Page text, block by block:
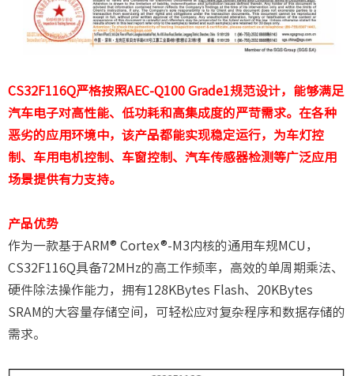
CS32F116Q严格按照AEC-Q100 Grade1规范设计，能够满足
汽车电子对高性能、低功耗和高集成度的严苛需求。在各种
恶劣的应用环境中，该产品都能实现稳定运行，为车灯控
制、车用电机控制、车窗控制、汽车传感器检测等广泛应用
场景提供有力支持。
产品优势
作为一款基于ARM® Cortex®-M3内核的通用车规MCU，
CS32F116Q具备72MHz的高工作频率，高效的单周期乘法、
硬件除法操作能力，拥有128KBytes Flash、20KBytes
SRAM的大容量存储空间，可轻松应对复杂程序和数据存储的
需求。